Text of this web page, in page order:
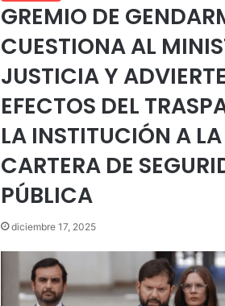
GREMIO DE
CUESTIONA AL
JUSTICIA Y ADVIERTE
EFECTOS DEL
LA INSTITUCIÓN A LA
CARTERA DE
PÚBLICA
diciembre 17, 2025